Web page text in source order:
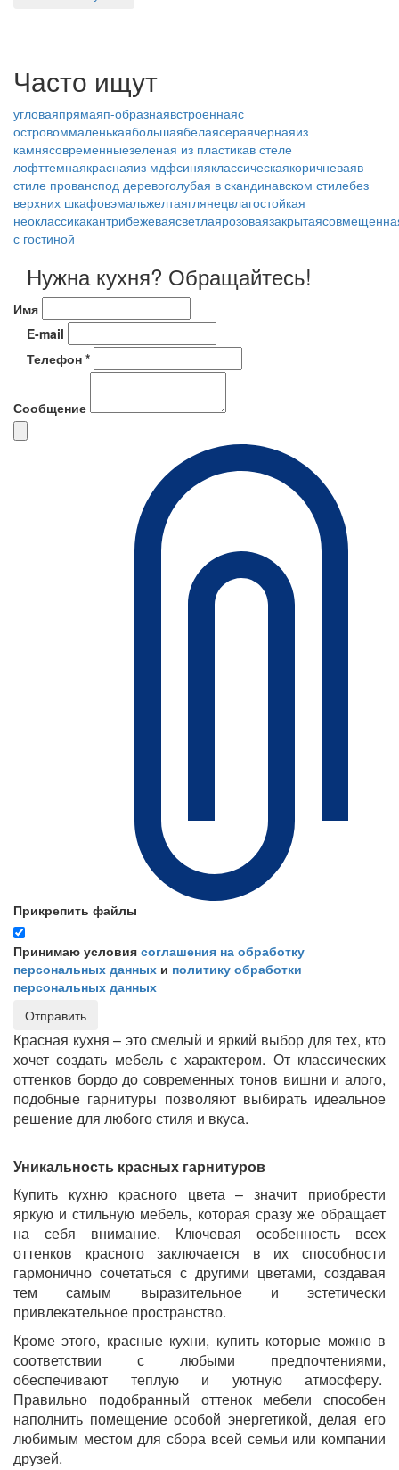
Часто ищут
угловаяпрямаяп-образнаявстроеннаяс
островоммаленькаябольшаябелаясераячернаяиз
камнясовременныезеленая из пластикав стеле
лофттемнаякраснаяиз мдфсиняяклассическаякоричневаяв
стиле прованспод деревоголубая в скандинавском стилебез
верхних шкафовэмальжелтаяглянецвлагостойкая
неоклассикакантрибежеваясветлаярозоваязакрытая
с гостиной
Нужна кухня? Обращайтесь!
Имя
E-mail
Телефон *
Сообщение
Прикрепить файлы
Принимаю условия соглашения на обработку
персональных данных и политику обработки
персональных данных
Отправить
Красная кухня – это смелый и яркий выбор для тех, кто
хочет создать мебель с характером. От классических
оттенков бордо до современных тонов вишни и алого,
подобные гарнитуры позволяют выбирать идеальное
решение для любого стиля и вкуса.
Уникальность красных гарнитуров
Купить кухню красного цвета – значит приобрести
яркую и стильную мебель, которая сразу же обращает
на себя внимание. Ключевая особенность всех
оттенков красного заключается в их способности
гармонично сочетаться с другими цветами, создавая
тем самым выразительное и эстетически
привлекательное пространство.
Кроме этого, красные кухни, купить которые можно в
соответствии с любыми предпочтениями,
обеспечивают теплую и уютную атмосферу.
Правильно подобранный оттенок мебели способен
наполнить помещение особой энергетикой, делая его
любимым местом для сбора всей семьи или компании
друзей.